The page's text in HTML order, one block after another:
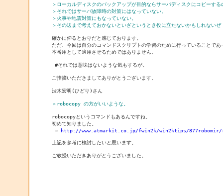
＞ローカルディスクのバックアップが目的ならサーバディスクにコピーする
＞それではサーバ故障時の対策にはなっていない。
＞火事や地震対策にもなっていない。
＞その辺まで考えておかないといざというとき役に立たないかもしれないぜ
確かに仰るとおりだと感じております。
ただ、今回は自分のコマンドスクリプトの学習のために行っていることであ
本番用として適用させるためではありません。
#それでは意味はないような気もするが。
ご指摘いただきましてありがとうございます。
渋木宏明(ひどり)さん
＞robocopy の方がいいような。
robocopyというコマンドもあるんですね。
初めて知りました。
→ http://www.atmarkit.co.jp/fwin2k/win2ktips/877robomir/
上記を参考に検討したいと思います。